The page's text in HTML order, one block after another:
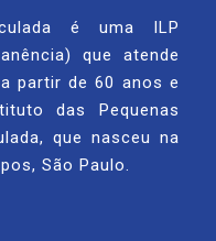
é uma ILP
que atende
partir de 60 anos e
das Pequenas
que nasceu na
São Paulo.